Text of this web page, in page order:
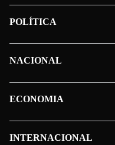
POLÍTICA
NACIONAL
ECONOMIA
INTERNACIONAL